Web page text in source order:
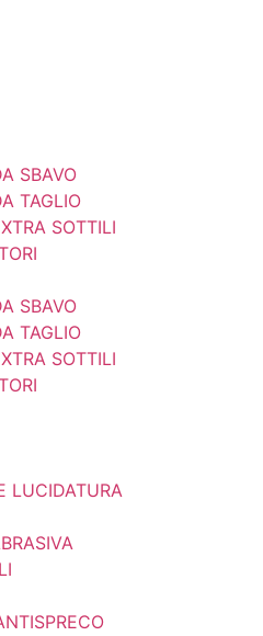
SBAVO
TAGLIO
SOTTILI
SBAVO
TAGLIO
SOTTILI
LUCIDATURA